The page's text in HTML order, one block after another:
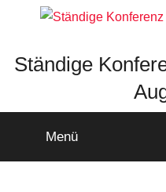
springen
Ständige
Menü